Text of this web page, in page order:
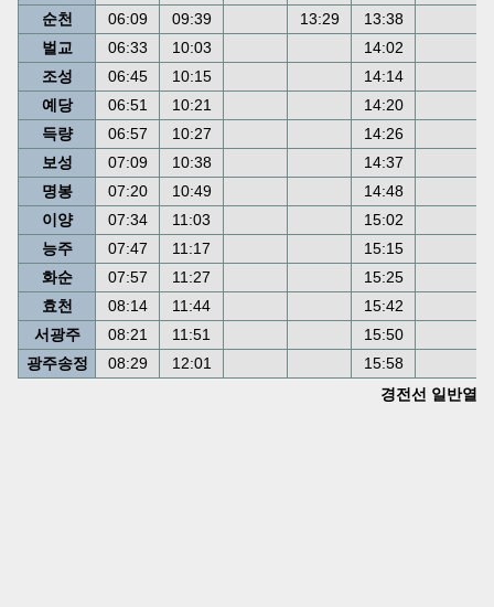
경전선 일반열
순천
06:09 09:39 13:29
13:38
벌교
06:33 10:03
14:02
조성
06:45 10:15
14:14
예당
06:51 10:21
14:20
득량
06:57 10:27
14:26
보성
07:09 10:38
14:37
명봉
07:20 10:49
14:48
이양
07:34 11:03
15:02
능주
07:47 11:17
15:15
화순
07:57 11:27
15:25
효천
08:14 11:44
15:42
서광주
08:21 11:51
15:50
광주송정
08:29 12:01 15:58